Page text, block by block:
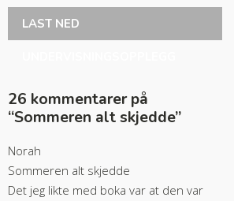
LAST NED
26 kommentarer på
“Sommeren alt skjedde”
Norah
Sommeren alt skjedde
Det jeg likte med boka var at den var